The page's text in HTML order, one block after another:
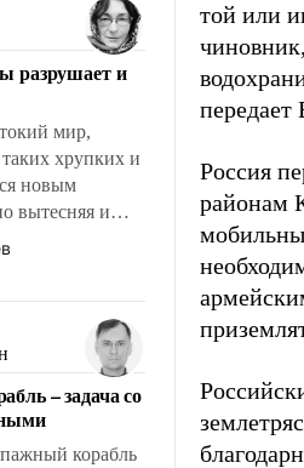
разрушает и
мир,
хрупких и
новым
вытесняя и
требование к
и
помогать
и
– задача со
корабль
той или
передает
Россия
районам